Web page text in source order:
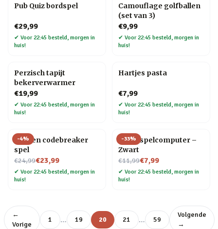
Pub Quiz bordspel
€29,99
✔ Voor 22:45 besteld, morgen in
huis!
Camouflage golfballen
(set van 3)
€9,99
✔ Voor 22:45 besteld, morgen in
huis!
Perzisch tapijt
bekerverwarmer
€19,99
✔ Voor 22:45 besteld, morgen in
huis!
Hartjes pasta
€7,99
✔ Voor 22:45 besteld, morgen in
huis!
-4%
Houten codebreaker
spel
€24,99
Nu voor€23,99
✔ Voor 22:45 besteld, morgen in
huis!
-33%
Retro spelcomputer –
Zwart
€11,99
Nu voor€7,99
✔ Voor 22:45 besteld, morgen in
huis!
←
Vorige
1 … 19 20 21 … 59
Volgende
→